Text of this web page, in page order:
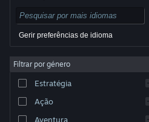
© Valve Corporation. Todos os direitos reservados.
respetivos proprietários nos E.U.A. e outros países.
Acessibilidade
Reembolsos|Cookies
Gerir preferências de idioma
Filtrar por género
Estratégia
Ação
Aventura